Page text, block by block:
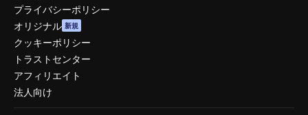
プライバシーポリシー
オリジナル 新規
クッキーポリシー
トラストセンター
アフィリエイト
法人向け